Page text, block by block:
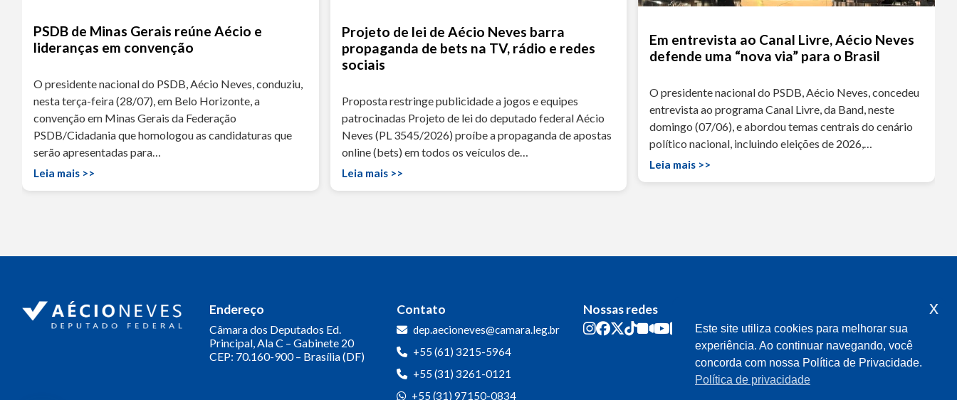
PSDB de Minas Gerais reúne Aécio e
lideranças em convenção
O presidente nacional do PSDB, Aécio Neves, conduziu,
nesta terça-feira (28/07), em Belo Horizonte, a
convenção em Minas Gerais da Federação
PSDB/Cidadania que homologou as candidaturas que
serão apresentadas para…
Leia mais >>
Projeto de lei de Aécio Neves barra
propaganda de bets na TV, rádio e redes
sociais
Proposta restringe publicidade a jogos e equipes
patrocinadas Projeto de lei do deputado federal Aécio
Neves (PL 3545/2026) proíbe a propaganda de apostas
online (bets) em todos os veículos de…
Leia mais >>
Em entrevista ao Canal Livre, Aécio Neves
defende uma “nova via” para o Brasil
O presidente nacional do PSDB, Aécio Neves, concedeu
entrevista ao programa Canal Livre, da Band, neste
domingo (07/06), e abordou temas centrais do cenário
político nacional, incluindo eleições de 2026,…
Leia mais >>
Endereço
Câmara dos Deputados Ed.
Principal, Ala C – Gabinete 20
CEP: 70.160-900 – Brasília (DF)
Contato
dep.aecioneves@camara.leg.br
+55 (61) 3215-5964
+55 (31) 3261-0121
+55 (31) 97150-0834
Nossas redes
Este site utiliza cookies para melhorar sua
experiência. Ao continuar navegando, você
concorda com nossa Política de Privacidade.
Política de privacidade
x